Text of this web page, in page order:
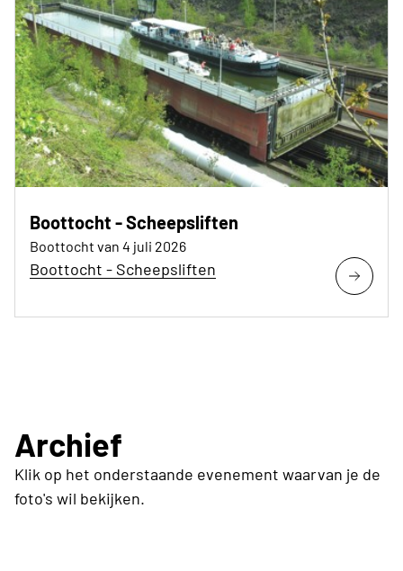
Boottocht - Scheepsliften
Boottocht van 4 juli 2026
Boottocht - Scheepsliften
Archief
Klik op het onderstaande evenement waarvan je de
foto's wil bekijken.